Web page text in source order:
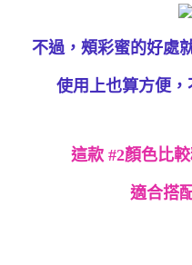
不過，頰彩蜜的好處
使用上也算方便，
這款 #2顏色比
適合搭